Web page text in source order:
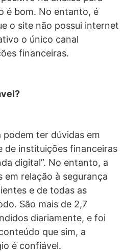
é bom. No entanto, é
o site não possui internet
o único canal
financeiras.
podem ter dúvidas em
de instituições financeiras
digital”. No entanto, a
em relação à segurança
e de todas as
São mais de 2,7
diariamente, e foi
que sim, a
é confiável.